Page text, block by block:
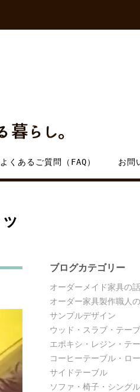
よくあるご質問（FAQ） お問
ブログカテゴリー
オーダーメイド家具の話
オーダー家具製作職人
サンプルデザイン
ウッド・スラブ・テー
エポキシ・レジン・テ
コーヒーテーブル・ロ
サイドテーブル
ソファ・椅子・シング